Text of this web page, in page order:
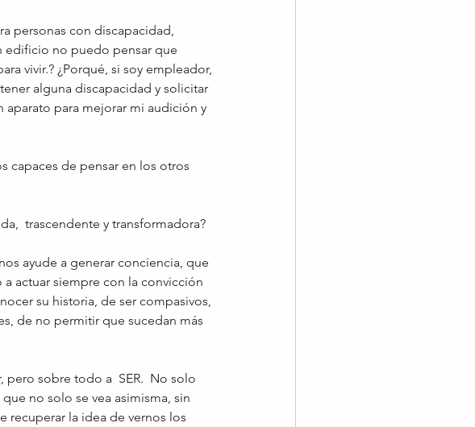
edificio no puedo pensar que
vivir.? ¿Porqué, si soy empleador,
alguna discapacidad y solicitar
aparato para mejorar mi audición y
capaces de pensar en los otros
trascendente y transformadora?
ayude a generar conciencia, que
actuar siempre con la convicción
su historia, de ser compasivos,
de no permitir que sucedan más
no solo se vea asimisma, sin
recuperar la idea de vernos los